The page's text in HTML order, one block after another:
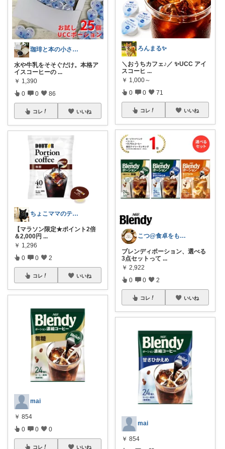
珈琲と本の小さな喫茶店☕️📕
水や牛乳をそそぐだけ。本格ア
イスコーヒーの ...
￥ 1,390
0 0 86
コレ いいね
ちょこママのティールーム 訪問感謝！
【マラソン限定★ポイント2倍
＆2,000円 ...
￥ 1,296
0 0 2
コレ いいね
mai
￥ 854
0 0 0
コレ いいね
ろんまる✨
＼おうちカフェ♪／ ✨UCC アイ
スコーヒ ...
￥ 1,000～
0 0 71
コレ いいね
こつ@食卓をもっと楽しく♪
ブレンディポーション、選べる
3点セットって ...
￥ 2,922
0 0 2
コレ いいね
mai
￥ 854